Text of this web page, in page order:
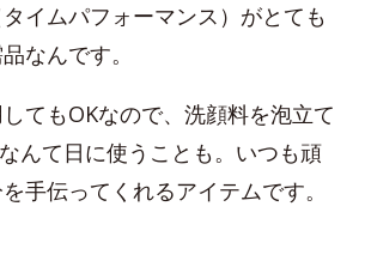
イムパフォーマンス）がとても
なんです。
てもOKなので、洗顔料を泡立て
んて日に使うことも。いつも頑
手伝ってくれるアイテムです。